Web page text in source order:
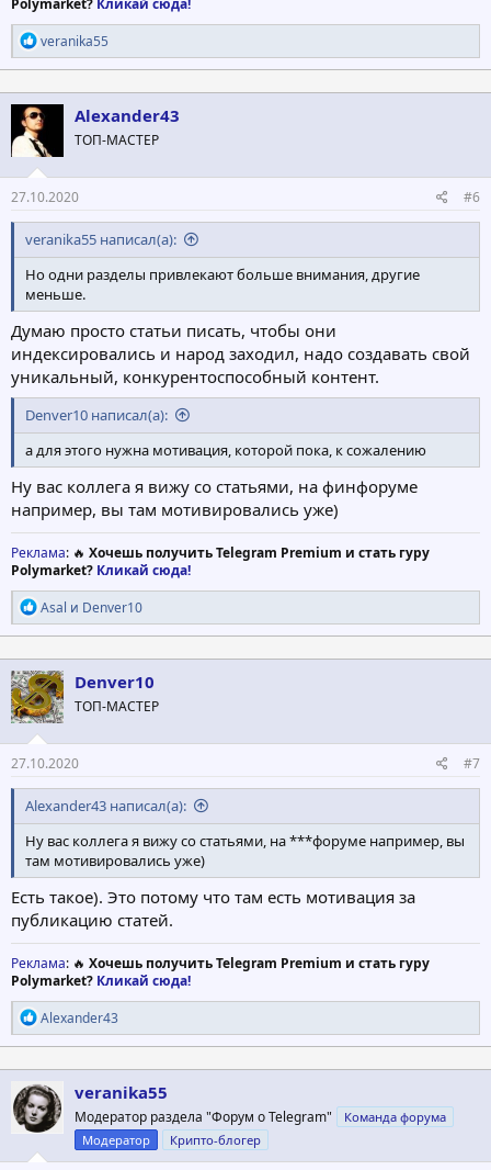
Polymarket? Кликай сюда!
Р
е
а
к
ц
и
и
:
veranika55
Alexander43
ТОП-МАСТЕР
27.10.2020 #6
veranika55 написал(а):
Но одни разделы привлекают больше внимания, другие
меньше.
Думаю просто статьи писать, чтобы они
индексировались и народ заходил, надо создавать свой
уникальный, конкурентоспособный контент.
Denver10 написал(а):
а для этого нужна мотивация, которой пока, к сожалению
Ну вас коллега я вижу со статьями, на финфоруме
например, вы там мотивировались уже)
Реклама: 🔥 Хочешь получить Telegram Premium и стать гуру
Polymarket? Кликай сюда!
Р
е
а
к
ц
и
и
:
Asal и Denver10
Denver10
ТОП-МАСТЕР
27.10.2020 #7
Alexander43 написал(а):
Ну вас коллега я вижу со статьями, на ***форуме например, вы
там мотивировались уже)
Есть такое). Это потому что там есть мотивация за
публикацию статей.
Реклама: 🔥 Хочешь получить Telegram Premium и стать гуру
Polymarket? Кликай сюда!
Р
е
а
к
ц
и
и
:
Alexander43
veranika55
Модератор раздела "Форум о Telegram"
Команда форума
Модератор
Крипто-блогер